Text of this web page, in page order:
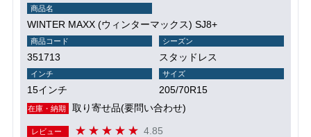
商品名
WINTER MAXX (ウィンターマックス) SJ8+
商品コード
351713
シーズン
スタッドレス
インチ
15インチ
サイズ
205/70R15
在庫・納期 取り寄せ品(要問い合わせ)
レビュー 4.85